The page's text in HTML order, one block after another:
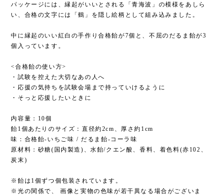
パッケージには、縁起がいいとされる「青海波」の模様をあしら
い、合格の文字には「鶴」を隠し絵柄として組み込みました。
中に縁起のいい紅白の手作り合格飴が7個と、不屈のだるま飴が3
個入っています。
<合格飴の使い方>
・試験を控えた大切なあの人へ
・応援の気持ちを試験会場まで持っていけるように
・そっと応援したいときに
内容量：10個
飴1個あたりのサイズ：直径約2cm、厚さ約1cm
味：合格飴-いちご味 / だるま飴-コーラ味
原材料：砂糖(国内製造)、水飴/クエン酸、香料、着色料(赤102、
炭末)
※飴は1個ずつ個包装されています。
※光の関係で、 画像と実物の色味が若干異なる場合がございま